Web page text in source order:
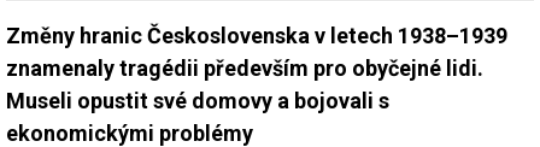
Změny hranic Československa v letech 1938–1939
znamenaly tragédii především pro obyčejné lidi.
Museli opustit své domovy a bojovali s
ekonomickými problémy